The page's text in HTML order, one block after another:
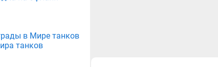
в Мире танков
танков